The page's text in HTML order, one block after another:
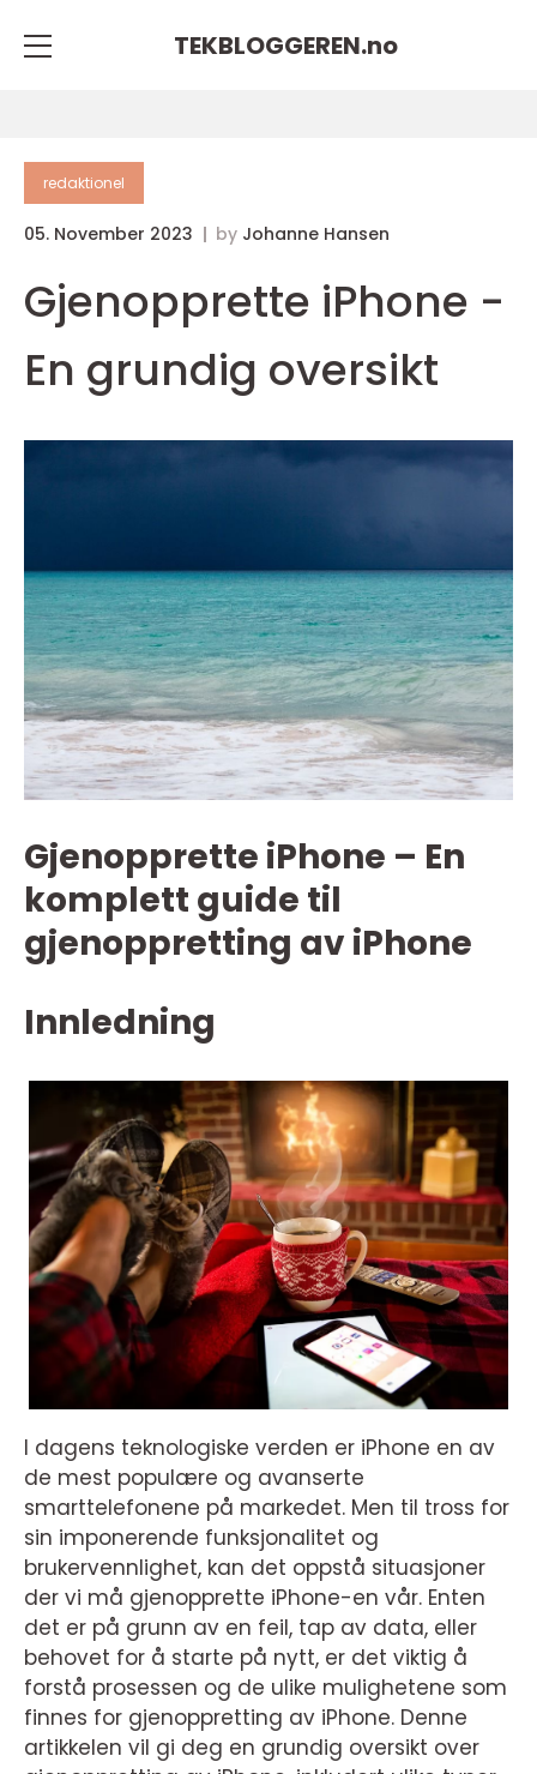
TEKBLOGGEREN.no
redaktionel
05. November 2023 by Johanne Hansen
Gjenopprette iPhone -
En grundig oversikt
Gjenopprette iPhone – En
komplett guide til
gjenoppretting av iPhone
Innledning
I dagens teknologiske verden er iPhone en av
de mest populære og avanserte
smarttelefonene på markedet. Men til tross for
sin imponerende funksjonalitet og
brukervennlighet, kan det oppstå situasjoner
der vi må gjenopprette iPhone-en vår. Enten
det er på grunn av en feil, tap av data, eller
behovet for å starte på nytt, er det viktig å
forstå prosessen og de ulike mulighetene som
finnes for gjenoppretting av iPhone. Denne
artikkelen vil gi deg en grundig oversikt over